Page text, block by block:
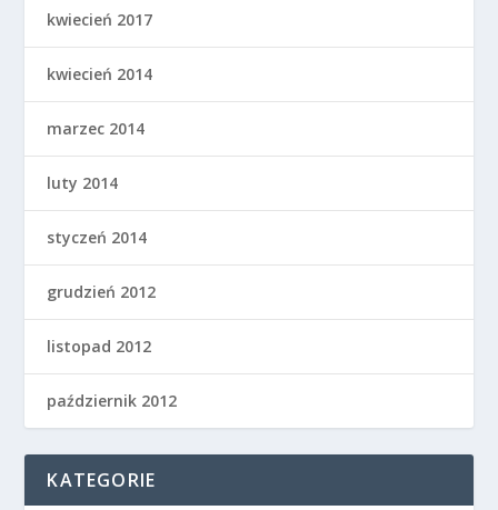
kwiecień 2017
kwiecień 2014
marzec 2014
luty 2014
styczeń 2014
grudzień 2012
listopad 2012
październik 2012
KATEGORIE